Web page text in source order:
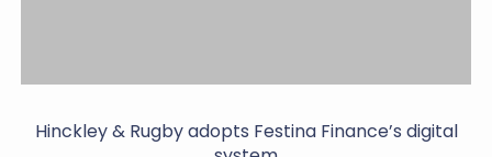
Hinckley & Rugby adopts Festina Finance’s digital